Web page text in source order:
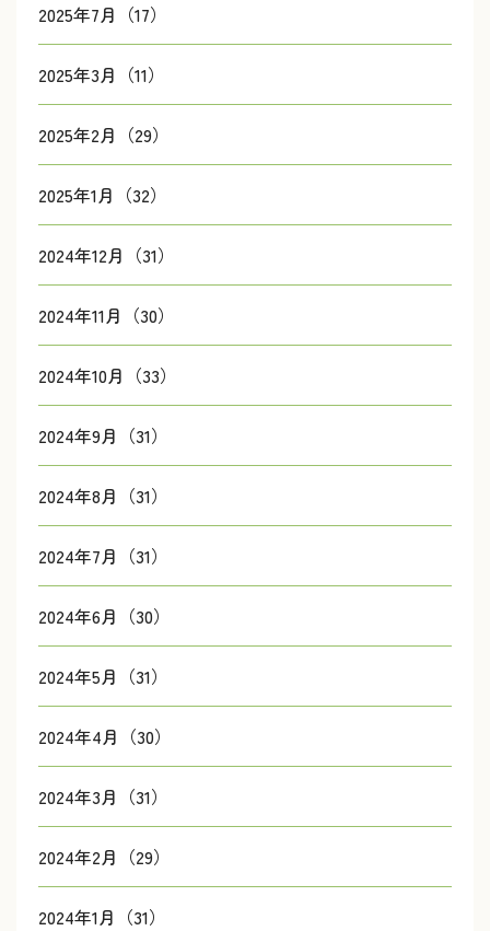
2025年7月（17）
2025年3月（11）
2025年2月（29）
2025年1月（32）
2024年12月（31）
2024年11月（30）
2024年10月（33）
2024年9月（31）
2024年8月（31）
2024年7月（31）
2024年6月（30）
2024年5月（31）
2024年4月（30）
2024年3月（31）
2024年2月（29）
2024年1月（31）